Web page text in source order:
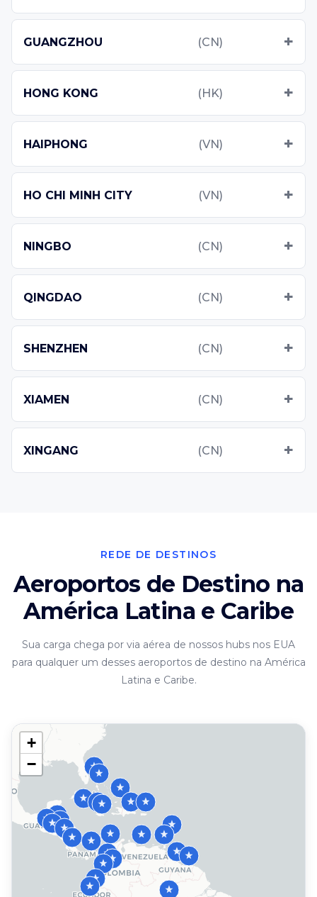
GUANGZHOU (CN)
HONG KONG (HK)
HAIPHONG (VN)
HO CHI MINH CITY (VN)
NINGBO (CN)
QINGDAO (CN)
SHENZHEN (CN)
XIAMEN (CN)
XINGANG (CN)
REDE DE DESTINOS
Aeroportos de Destino na
América Latina e Caribe
Sua carga chega por via aérea de nossos hubs nos EUA
para qualquer um desses aeroportos de destino na América
Latina e Caribe.
+
−